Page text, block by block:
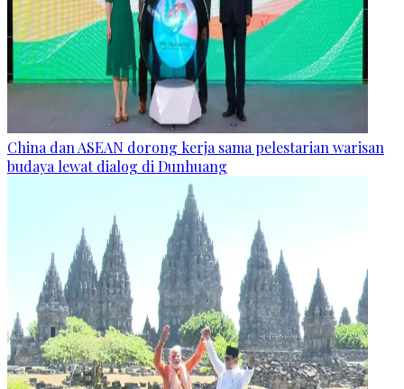
China dan ASEAN dorong kerja sama pelestarian warisan
budaya lewat dialog di Dunhuang